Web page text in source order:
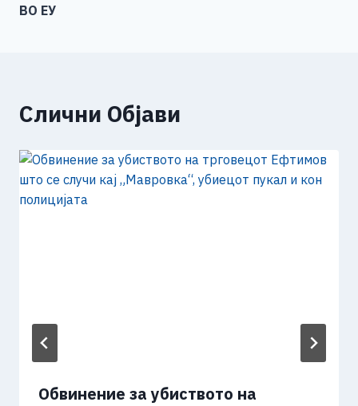
ВО ЕУ
Слични Објави
Обвинение за убиството на